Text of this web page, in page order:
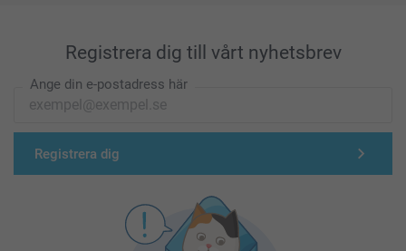
Registrera dig till vårt nyhetsbrev
Ange din e-postadress här
Registrera dig